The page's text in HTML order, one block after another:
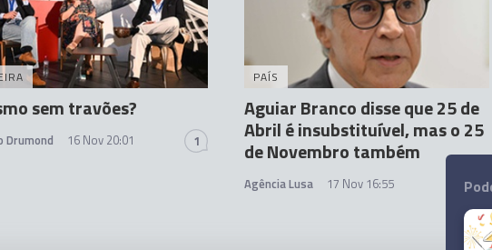
sem travões?
Drumond 16 Nov 20:01 1
PAÍS
Aguiar Branco disse que 25 de
Abril é insubstituível, mas o 25
de Novembro também
Agência Lusa 17 Nov 16:55